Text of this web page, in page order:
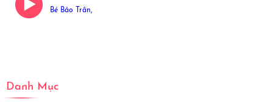
Bé Bảo Trân,
Danh Mục